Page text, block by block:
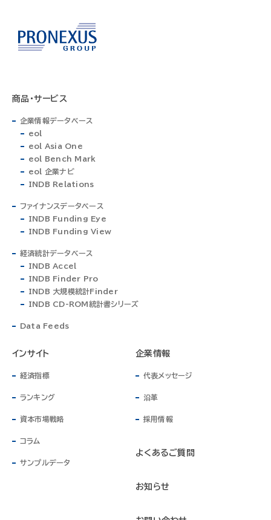
商品・サービス
企業情報データベース
eol
eol Asia One
eol Bench Mark
eol 企業ナビ
INDB Relations
ファイナンスデータベース
INDB Funding Eye
INDB Funding View
経済統計データベース
INDB Accel
INDB Finder Pro
INDB 大規模統計Finder
INDB CD-ROM統計書シリーズ
Data Feeds
インサイト
経済指標
ランキング
資本市場戦略
コラム
サンプルデータ
企業情報
代表メッセージ
沿革
採用情報
よくあるご質問
お知らせ